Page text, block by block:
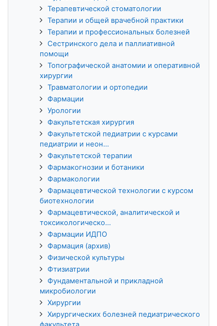
Терапевтической стоматологии
Терапии и общей врачебной практики
Терапии и профессиональных болезней
Сестринского дела и паллиативной
помощи
Топографической анатомии и оперативной
хирургии
Травматологии и ортопедии
Фармации
Урологии
Факультетская хирургия
Факультетской педиатрии с курсами
педиатрии и неон...
Факультетской терапии
Фармакогнозии и ботаники
Фармакологии
Фармацевтической технологии с курсом
биотехнологии
Фармацевтической, аналитической и
токсикологическо...
Фармации ИДПО
Фармация (архив)
Физической культуры
Фтизиатрии
Фундаментальной и прикладной
микробиологии
Хирургии
Хирургических болезней педиатрического